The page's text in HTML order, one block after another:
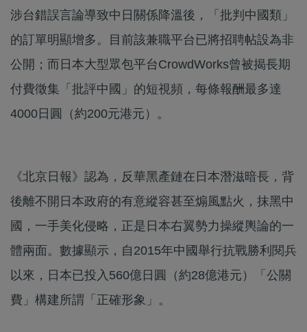
涉台錯誤言論導致中日關係降溫後，「批判中國類」
的訂單明顯增多。目前該兼職平台已將招聘帖設為非
公開；而日本大型眾包平台CrowdWorks曾被揭長期
付費徵集「批評中國」的短視頻，每條報酬最多達
4000日圓（約200元港元）。
《北京日報》認為，反華黑產鏈在日本潛滋暗長，背
後離不開日本政府的有意縱容甚至煽風點火，抹黑中
國，一手美化侵略，正是日本右翼勢力操縱輿論的一
體兩面。數據顯示，自2015年中國舉行抗戰勝利閱兵
以來，日本已投入560億日圓（約28億港元）「公關
費」構建所謂「正確形象」。